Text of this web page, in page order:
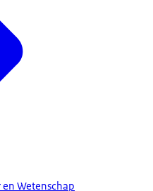
Wetenschap